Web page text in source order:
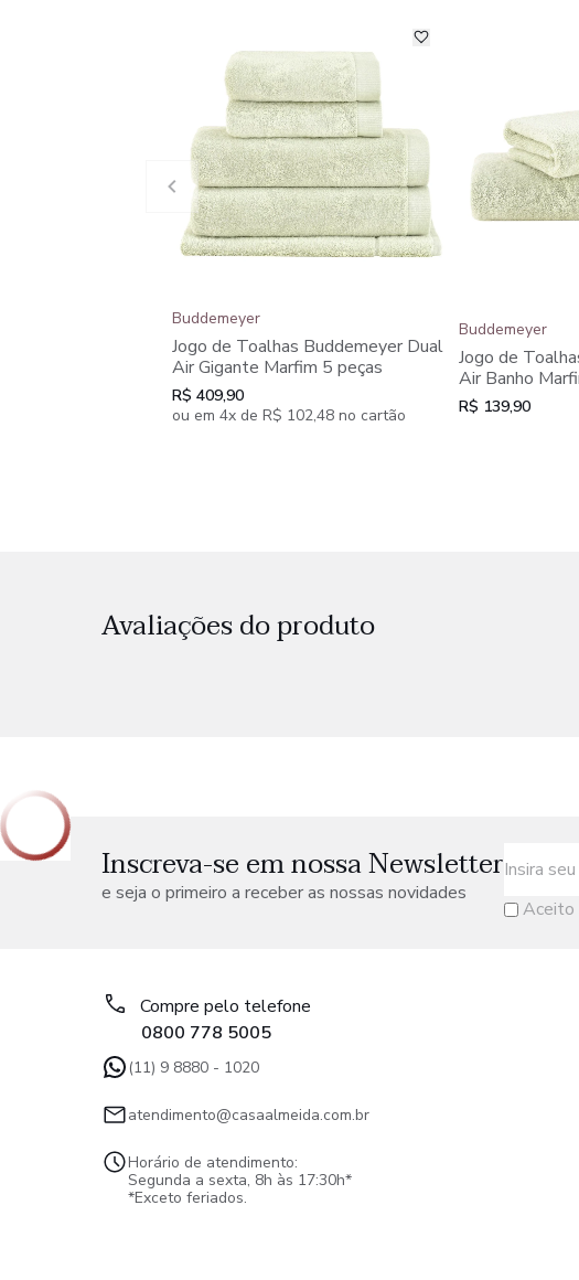
Buddemeyer
Jogo de Toalhas Buddemeyer Dual
Air Gigante Marfim 5 peças
R$ 409,90
ou em 4x de R$ 102,48 no cartão
Buddemeyer
Jogo de
Air Banho
R$ 139,90
Avaliações do produto
Inscreva-se em nossa Newsletter
e seja o primeiro a receber as nossas novidades
Aceito
Compre pelo telefone
0800 778 5005
(11) 9 8880 - 1020
atendimento@casaalmeida.com.br
Horário de atendimento:
Segunda a sexta, 8h às 17:30h*
*Exceto feriados.